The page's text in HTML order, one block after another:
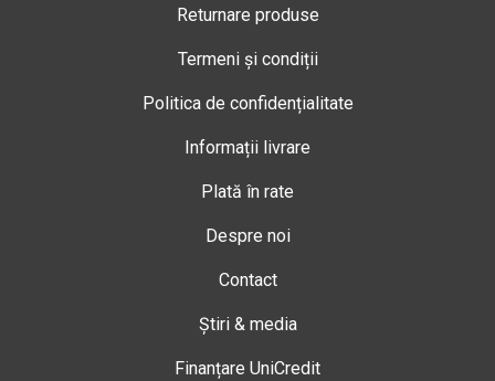
Returnare produse
Termeni și condiții
Politica de confidențialitate
Informații livrare
Plată în rate
Despre noi
Contact
Știri & media
Finanțare UniCredit